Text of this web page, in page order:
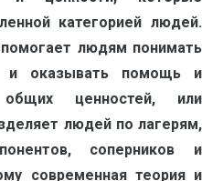
категорией людей.
людям понимать
и оказывать помощь и
общих ценностей, или
людей по лагерям,
соперников и
современная теория и